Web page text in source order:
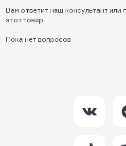
Вам ответит наш консультант или
этот товар.
Пока нет вопросов